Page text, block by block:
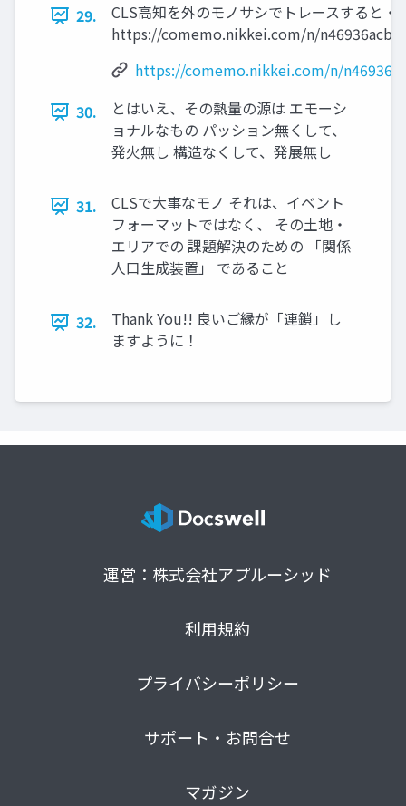
29.
CLS高知を外のモノサシでトレースすると・
https://comemo.nikkei.com/n/
https://comemo.nikkei.com/n/
30.
とはいえ、その熱量の源は エモーシ
ョナルなもの パッション無くして、
発火無し 構造なくして、発展無し
31.
CLSで大事なモノ それは、イベント
フォーマットではなく、 その土地・
エリアでの 課題解決のための 「関係
人口生成装置」 であること
32.
Thank You!! 良いご縁が「連鎖」し
ますように！
運営：株式会社アプルーシッド
利用規約
プライバシーポリシー
サポート・お問合せ
マガジン